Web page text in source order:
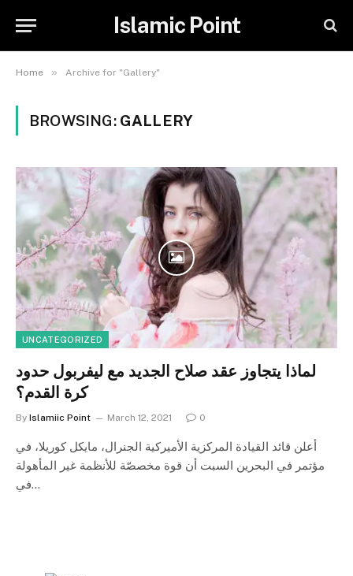
Islamic Point
Home » Archive for "Gallery"
BROWSING: GALLERY
UNCATEGORIZED
لماذا يتجاوز عقد صلاح الجديد مع ليفربول حدود
كرة القدم؟
By Islamiic Point March 12, 2021 0
أعلن قائد القيادة المركزية الأميركية الجنرال، مايكل كوريلا، في
مؤتمر في البحرين السبت أن قوة مخصصّة للأنظمة غير المأهولة
في…